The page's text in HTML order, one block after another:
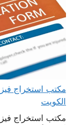
الكويت
مكتب استخراج